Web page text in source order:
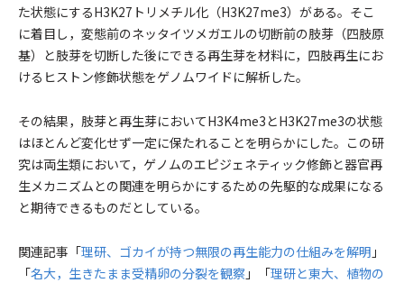
た状態にするH3K27トリメチル化（H3K27me3）がある。そこ
に着目し，変態前のネッタイツメガエルの切断前の肢芽（四肢原
基）と肢芽を切断した後にできる再生芽を材料に，四肢再生にお
けるヒストン修飾状態をゲノムワイドに解析した。
その結果，肢芽と再生芽においてH3K4me3とH3K27me3の状態
はほとんど変化せず一定に保たれることを明らかにした。この研
究は両生類において，ゲノムのエピジェネティック修飾と器官再
生メカニズムとの関連を明らかにするための先駆的な成果になる
と期待できるものだとしている。
関連記事「理研、ゴカイが持つ無限の再生能力の仕組みを解明 」
「名大，生きたまま受精卵の分裂を観察 」「理研と東大、植物の